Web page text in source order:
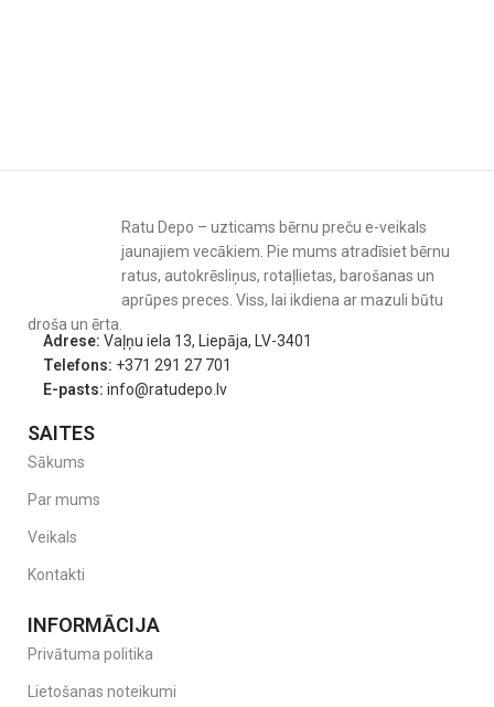
Ratu Depo – uzticams bērnu preču e-veikals
jaunajiem vecākiem. Pie mums atradīsiet bērnu
ratus, autokrēsliņus, rotaļlietas, barošanas un
aprūpes preces. Viss, lai ikdiena ar mazuli būtu
droša un ērta.
Adrese: Vaļņu iela 13, Liepāja, LV-3401
Telefons: +371 291 27 701
E-pasts: info@ratudepo.lv
SAITES
Sākums
Par mums
Veikals
Kontakti
INFORMĀCIJA
Privātuma politika
Lietošanas noteikumi